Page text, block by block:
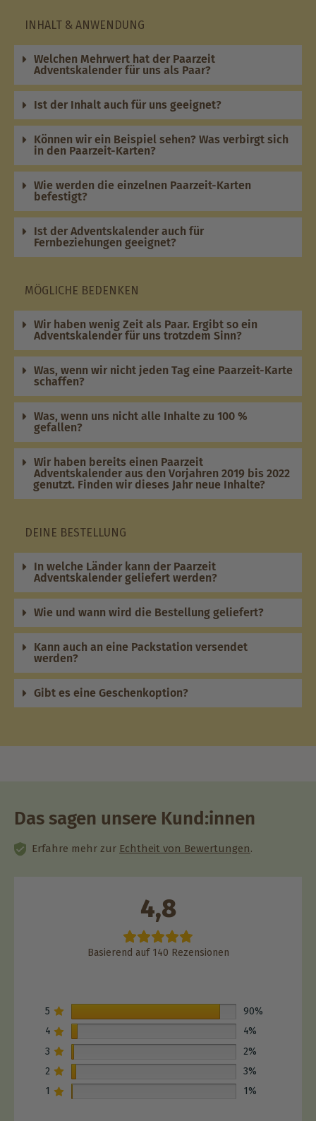
INHALT & ANWENDUNG
Welchen Mehrwert hat der Paarzeit
Adventskalender für uns als Paar?
Ist der Inhalt auch für uns geeignet?
Können wir ein Beispiel sehen? Was verbirgt sich
in den Paarzeit-Karten?
Wie werden die einzelnen Paarzeit-Karten
befestigt?
Ist der Adventskalender auch für
Fernbeziehungen geeignet?
MÖGLICHE BEDENKEN
Wir haben wenig Zeit als Paar. Ergibt so ein
Adventskalender für uns trotzdem Sinn?
Was, wenn wir nicht jeden Tag eine Paarzeit-Karte
schaffen?
Was, wenn uns nicht alle Inhalte zu 100 %
gefallen?
Wir haben bereits einen Paarzeit
Adventskalender aus den Vorjahren 2019 bis 2022
genutzt. Finden wir dieses Jahr neue Inhalte?
DEINE BESTELLUNG
In welche Länder kann der Paarzeit
Adventskalender geliefert werden?
Wie und wann wird die Bestellung geliefert?
Kann auch an eine Packstation versendet
werden?
Gibt es eine Geschenkoption?
Das sagen unsere Kund:innen
Erfahre mehr zur Echtheit von Bewertungen.
4,8
Basierend auf 140 Rezensionen
5
90%
4
4%
3
2%
2
3%
1
1%